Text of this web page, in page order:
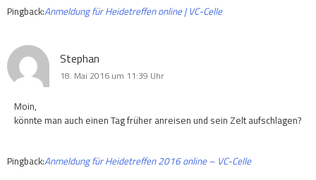
Pingback:Anmeldung für Heidetreffen online | VC-Celle
Stephan
18. Mai 2016 um 11:39 Uhr
Moin,
könnte man auch einen Tag früher anreisen und sein Zelt aufschlagen?
Pingback:Anmeldung für Heidetreffen 2016 online – VC-Celle